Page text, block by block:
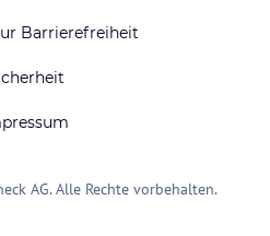
Barrierefreiheit
AG. Alle Rechte vorbehalten.